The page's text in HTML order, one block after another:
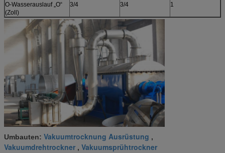
O-Wasserauslauf „O“
(Zoll)
3/4 3/4 1
Umbauten: Vakuumtrocknung Ausrüstung ,
Vakuumdrehtrockner , Vakuumsprühtrockner